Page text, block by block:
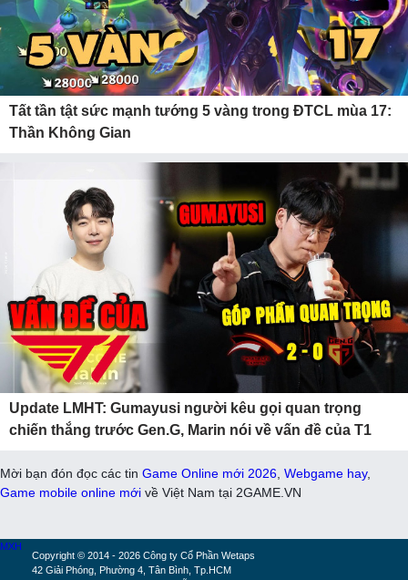
Tất tần tật sức mạnh tướng 5 vàng trong ĐTCL mùa 17:
Thần Không Gian
Update LMHT: Gumayusi người kêu gọi quan trọng
chiến thắng trước Gen.G, Marin nói về vấn đề của T1
Mời bạn đón đọc các tin Game Online mới 2026 Webgame hay,
Game mobile online mới về Việt Nam tại 2GAME.VN
Copyright © 2014 - 2026 Công ty Cổ Phần Wetaps
42 Giải Phóng, Phường 4, Tân Bình, Tp.HCM
MXH